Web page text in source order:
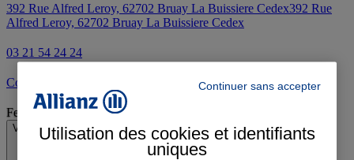
392 Rue Alfred Leroy, 62702 Bruay La Buissiere Cedex392 Rue
Alfred Leroy, 62702 Bruay La Buissiere Cedex
03 21 54 24 24
Contacter l'agence par e-mail
Fermé
Voir les horaires
Continuer sans accepter
Utilisation des cookies et identifiants
uniques